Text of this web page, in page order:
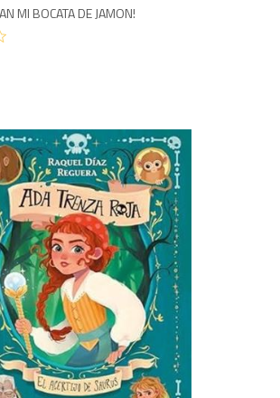
MI BOCATA DE JAMON!